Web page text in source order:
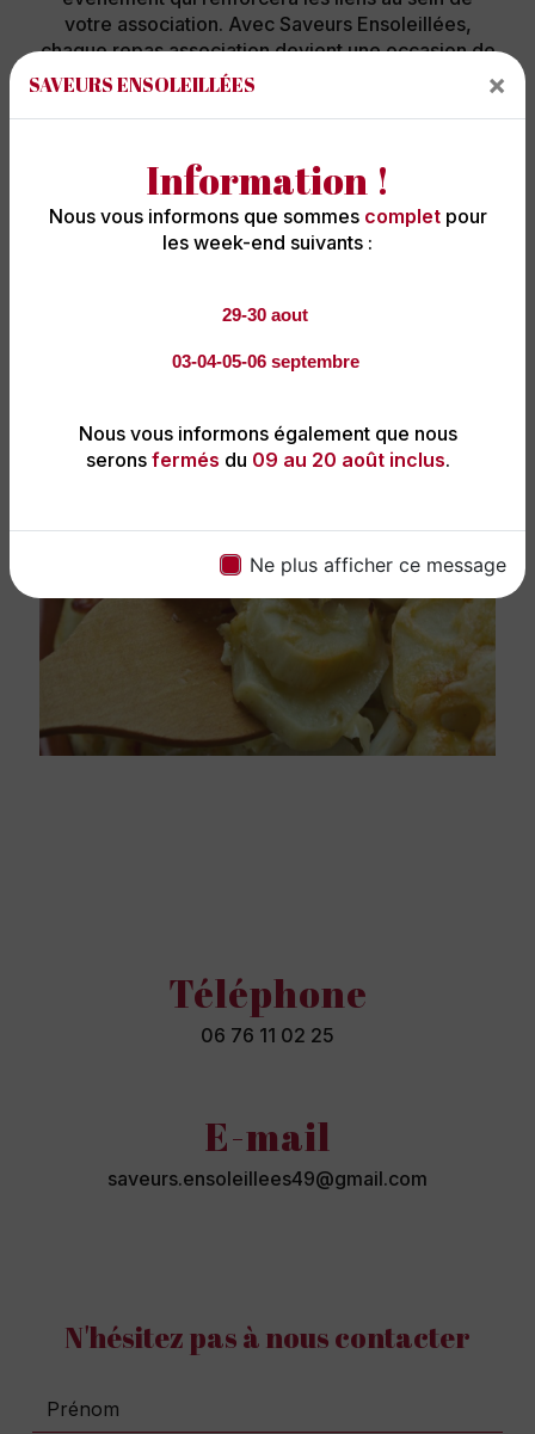
SAVEURS ENSOLEILLÉES ×
Information !
Nous vous informons que sommes completpour
les week-end suivants :
29-30 aout
03-04-05-06 septembre
Nous vous informons également que nous
serons fermés du 09 au 20 août inclus.
Ne plus afficher ce message
votre association. Avec Saveurs Ensoleillées,
chaque repas association devient une occasion de
célébrer ensemble et de créer des souvenirs
En savoir plus Contactez-nous
Téléphone
06 76 11 02 25
E-mail
saveurs.ensoleillees49@gmail.com
N'hésitez pas à nous contacter